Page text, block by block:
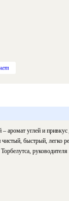
аромат углей и
быстрый, легко